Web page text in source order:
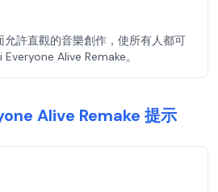
允許直觀的音樂創作，使所有人都可
Alive Remake。
Alive Remake 提示